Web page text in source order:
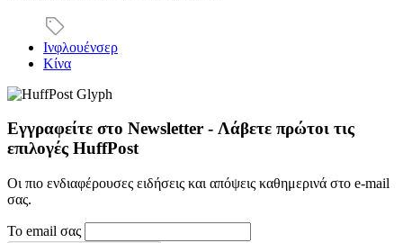
Ινφλουένσερ
Κίνα
Εγγραφείτε στο Newsletter - Λάβετε πρώτοι τις
επιλογές HuffPost
Οι πιο ενδιαφέρουσες ειδήσεις και απόψεις καθημερινά στο e-mail
σας.
Το email σας